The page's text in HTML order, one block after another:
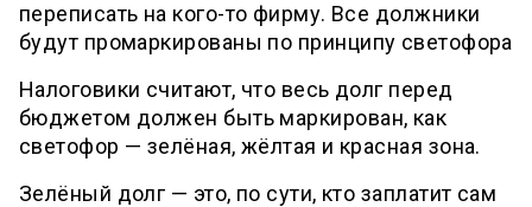
переписать на кого-то фирму. Все должники
будут промаркированы по принципу светофора
Налоговики считают, что весь долг перед
бюджетом должен быть маркирован, как
светофор — зелёная, жёлтая и красная зона.
Зелёный долг — это, по сути, кто заплатит сам